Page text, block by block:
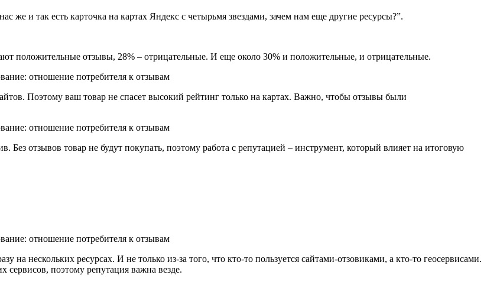
же и так есть карточка на картах Яндекс с четырьмя звездами, зачем нам еще другие ресурсы?”.
положительные отзывы, 28% – отрицательные. И еще около 30% и положительные, и отрицательные.
Поэтому ваш товар не спасет высокий рейтинг только на картах. Важно, чтобы отзывы были
отзывов товар не будут покупать, поэтому работа с репутацией – инструмент, который влияет на итоговую
на нескольких ресурсах. И не только из-за того, что кто-то пользуется сайтами-отзовиками, а кто-то геосервисами.
сервисов, поэтому репутация важна везде.